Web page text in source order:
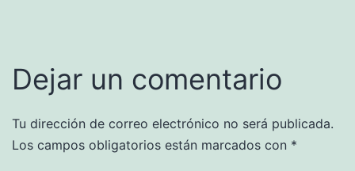
Dejar un comentario
Tu dirección de correo electrónico no será publicada.
Los campos obligatorios están marcados con *